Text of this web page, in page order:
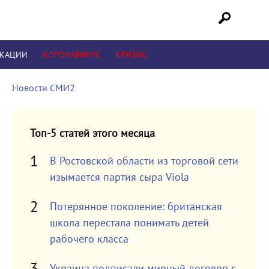
КОРОНАВИРУС КРИЗИС
Новости СМИ2
Топ-5 статей этого месяца
В Ростовской области из торговой сети
изымается партия сыра Viola
Потерянное поколение: британская
школа перестала понимать детей
рабочего класса